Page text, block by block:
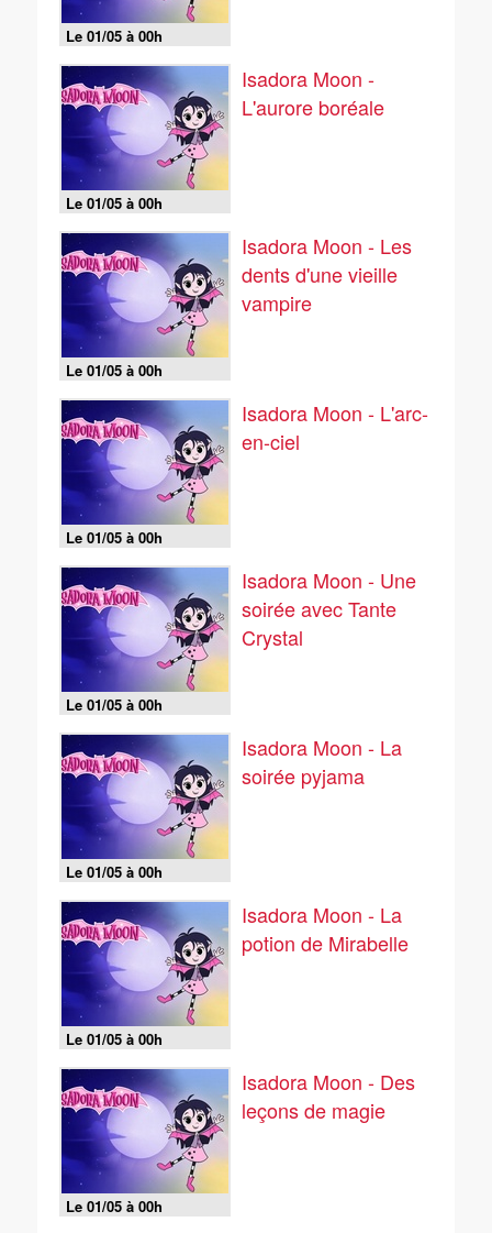
Le 01/05 à 00h
Le 01/05 à 00h
Isadora Moon -
L'aurore boréale
Le 01/05 à 00h
Isadora Moon - Les
dents d'une vieille
vampire
Le 01/05 à 00h
Isadora Moon - L'arc-
en-ciel
Le 01/05 à 00h
Isadora Moon - Une
soirée avec Tante
Crystal
Le 01/05 à 00h
Isadora Moon - La
soirée pyjama
Le 01/05 à 00h
Isadora Moon - La
potion de Mirabelle
Le 01/05 à 00h
Isadora Moon - Des
leçons de magie